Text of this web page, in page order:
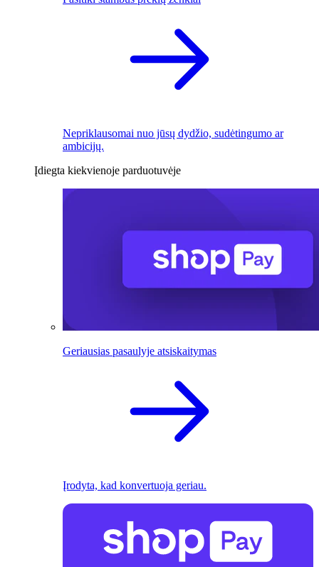
Nepriklausomai nuo jūsų dydžio, sudėtingumo ar
ambicijų.
Įdiegta kiekvienoje parduotuvėje
Geriausias pasaulyje atsiskaitymas
Įrodyta, kad konvertuoja geriau.